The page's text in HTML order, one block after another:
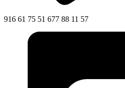
916 61 75 51 677 88 11 57